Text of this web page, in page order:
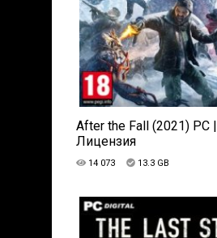
After the Fall (2021) PC |
Лицензия
14 073 13.3 GB